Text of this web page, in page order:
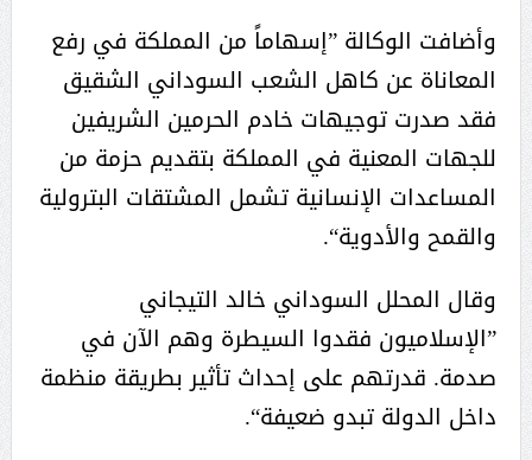
وأضافت الوكالة ”إسهاماً من المملكة في رفع
المعاناة عن كاهل الشعب السوداني الشقيق
فقد صدرت توجيهات خادم الحرمين الشريفين
للجهات المعنية في المملكة بتقديم حزمة من
المساعدات الإنسانية تشمل المشتقات البترولية
والقمح والأدوية“.
وقال المحلل السوداني خالد التيجاني
”الإسلاميون فقدوا السيطرة وهم الآن في
صدمة. قدرتهم على إحداث تأثير بطريقة منظمة
داخل الدولة تبدو ضعيفة“.